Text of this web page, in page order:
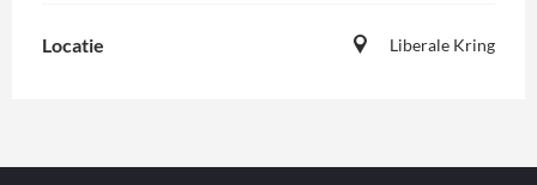
Locatie Liberale Kring